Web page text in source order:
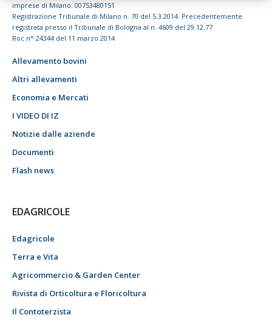
imprese di Milano: 00753480151
Registrazione Tribunale di Milano n. 70 del 5.3.2014. Precedentemente
registrata presso il Tribunale di Bologna al n. 4609 del 29.12.77
Roc n° 24344 del 11 marzo 2014
Allevamento bovini
Altri allevamenti
Economia e Mercati
I VIDEO DI IZ
Notizie dalle aziende
Documenti
Flash news
EDAGRICOLE
Edagricole
Terra e Vita
Agricommercio & Garden Center
Rivista di Orticoltura e Floricoltura
Il Contoterzista